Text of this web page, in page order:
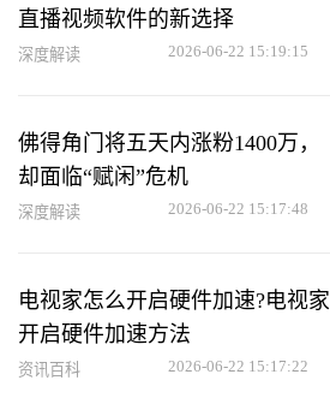
直播视频软件的新选择
深度解读 2026-06-22 15:19:15
佛得角门将五天内涨粉1400万，
却面临“赋闲”危机
深度解读 2026-06-22 15:17:48
电视家怎么开启硬件加速?电视家
开启硬件加速方法
资讯百科 2026-06-22 15:17:22